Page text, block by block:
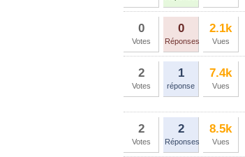
0
Votes
0
Réponses
2.1k
Vues
2
Votes
1
réponse
7.4k
Vues
2
Votes
2
Réponses
8.5k
Vues